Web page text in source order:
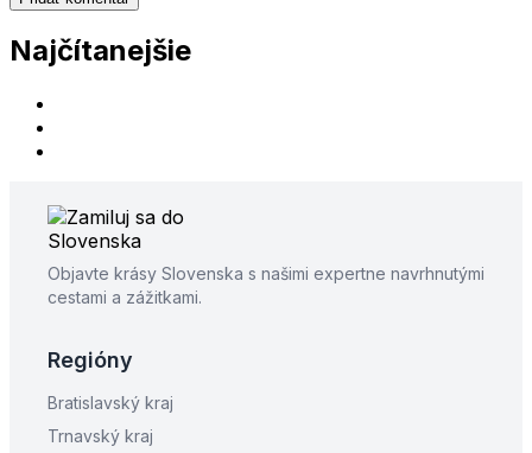
Najčítanejšie
Objavte krásy Slovenska s našimi expertne navrhnutými
cestami a zážitkami.
Regióny
Bratislavský kraj
Trnavský kraj